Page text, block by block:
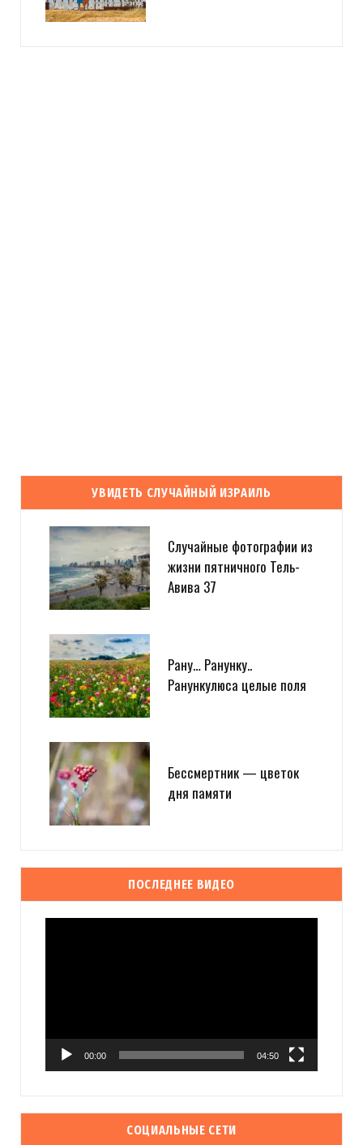
УВИДЕТЬ СЛУЧАЙНЫЙ ИЗРАИЛЬ
Случайные фотографии из
жизни пятничного Тель-
Авива 37
Рану… Ранунку..
Ранункулюса целые поля
Бессмертник — цветок
дня памяти
ПОСЛЕДНЕЕ ВИДЕО
00:00 04:50
СОЦИАЛЬНЫЕ СЕТИ